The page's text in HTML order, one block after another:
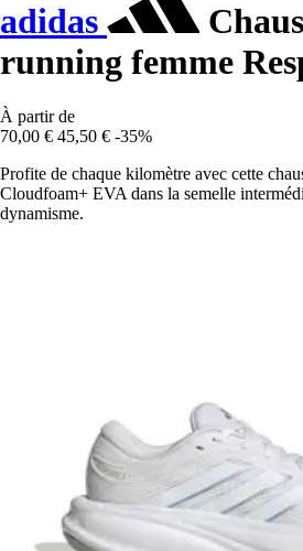
adidas
running femme
À partir de
70,00 € 45,50 € -35%
Profite de chaque kilomètre avec cette
Cloudfoam+ EVA dans la semelle
dynamisme.